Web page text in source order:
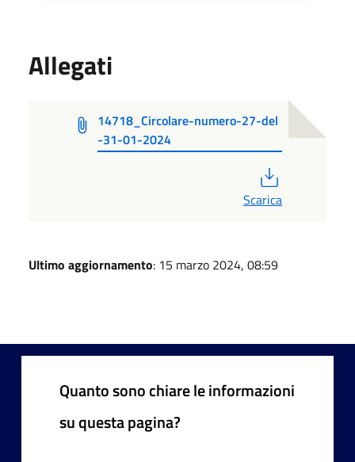
Allegati
14718_Circolare-numero-27-del
-31-01-2024
Scarica
Ultimo aggiornamento: 15 marzo 2024, 08:59
Quanto sono chiare le informazioni
su questa pagina?